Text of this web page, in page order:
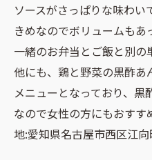
ソースがさっぱりな味わ
きめなのでボリュームもあ
一緒のお弁当とご飯と別の
他にも、鶏と野菜の黒酢あ
メニューとなっており、黒
なので女性の方にもおすす
地:愛知県名古屋市西区江